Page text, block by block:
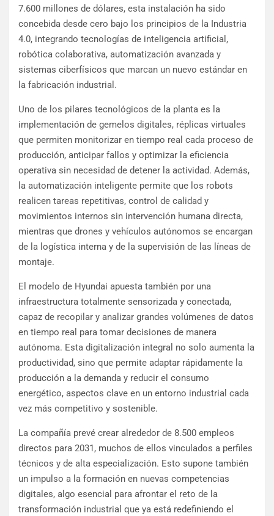
7.600 millones de dólares, esta instalación ha sido
concebida desde cero bajo los principios de la Industria
4.0, integrando tecnologías de inteligencia artificial,
robótica colaborativa, automatización avanzada y
sistemas ciberfísicos que marcan un nuevo estándar en
la fabricación industrial.
Uno de los pilares tecnológicos de la planta es la
implementación de gemelos digitales, réplicas virtuales
que permiten monitorizar en tiempo real cada proceso de
producción, anticipar fallos y optimizar la eficiencia
operativa sin necesidad de detener la actividad. Además,
la automatización inteligente permite que los robots
realicen tareas repetitivas, control de calidad y
movimientos internos sin intervención humana directa,
mientras que drones y vehículos autónomos se encargan
de la logística interna y de la supervisión de las líneas de
montaje.
El modelo de Hyundai apuesta también por una
infraestructura totalmente sensorizada y conectada,
capaz de recopilar y analizar grandes volúmenes de datos
en tiempo real para tomar decisiones de manera
autónoma. Esta digitalización integral no solo aumenta la
productividad, sino que permite adaptar rápidamente la
producción a la demanda y reducir el consumo
energético, aspectos clave en un entorno industrial cada
vez más competitivo y sostenible.
La compañía prevé crear alrededor de 8.500 empleos
directos para 2031, muchos de ellos vinculados a perfiles
técnicos y de alta especialización. Esto supone también
un impulso a la formación en nuevas competencias
digitales, algo esencial para afrontar el reto de la
transformación industrial que ya está redefiniendo el